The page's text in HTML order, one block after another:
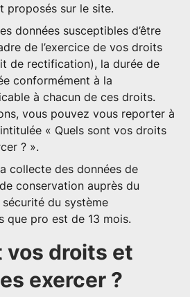
proposés sur le site.
données susceptibles d’être
de l’exercice de vos droits
de rectification), la durée de
conformément à la
à chacun de ces droits.
vous pouvez vous reporter à
« Quels sont vos droits
? ».
collecte des données de
conservation auprès du
du système
que pro est de 13 mois.
vos droits et
exercer ?